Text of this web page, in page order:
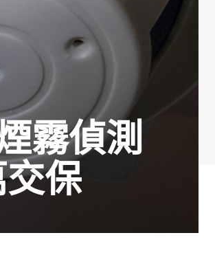
霧偵測
保